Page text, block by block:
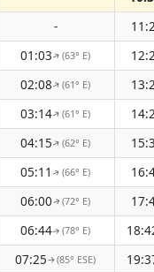
-
01:03↑(63° E)
02:08↑(61° E)
03:14↑(61° E)
04:15↑(62° E)
05:11 ↑(66° E)
06:00↑(72° E)
06:44↑(78° E)
07:25↑(85° ESE)